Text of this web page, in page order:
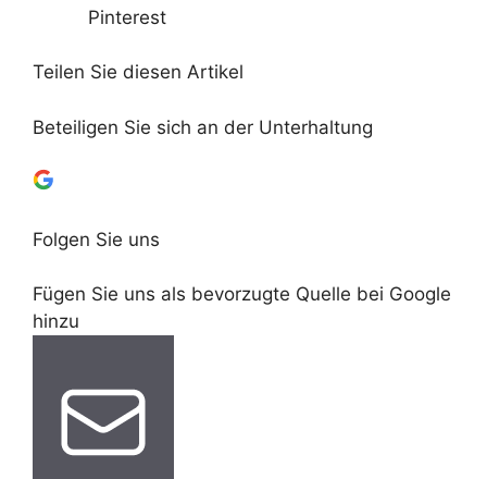
Pinterest
Teilen Sie diesen Artikel
Beteiligen Sie sich an der Unterhaltung
Folgen Sie uns
Fügen Sie uns als bevorzugte Quelle bei Google
hinzu